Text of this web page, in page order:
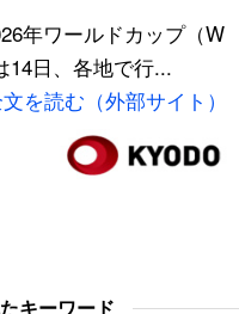
年ワールドカップ（W
14日、各地で行...
を読む（外部サイト）
キーワード